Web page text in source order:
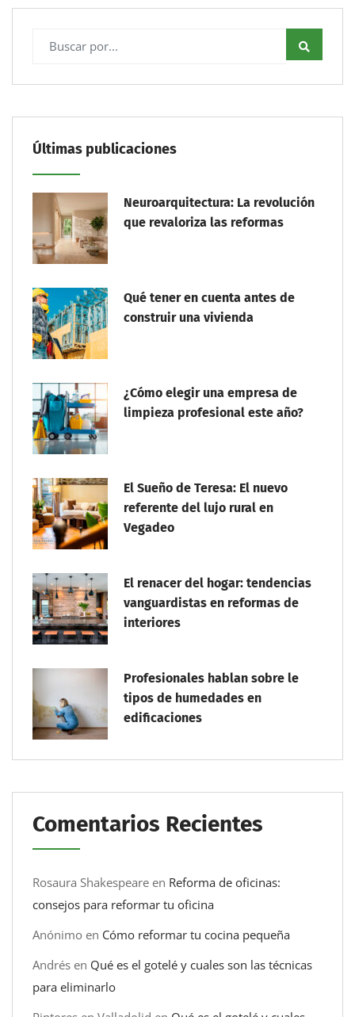
Últimas publicaciones
Neuroarquitectura: La revolución
que revaloriza las reformas
Qué tener en cuenta antes de
construir una vivienda
¿Cómo elegir una empresa de
limpieza profesional este año?
El Sueño de Teresa: El nuevo
referente del lujo rural en
Vegadeo
El renacer del hogar: tendencias
vanguardistas en reformas de
interiores
Profesionales hablan sobre le
tipos de humedades en
edificaciones
Comentarios Recientes
Rosaura Shakespeare en Reforma de oficinas:
consejos para reformar tu oficina
Anónimo en Cómo reformar tu cocina pequeña
Andrés en Qué es el gotelé y cuales son las técnicas
para eliminarlo